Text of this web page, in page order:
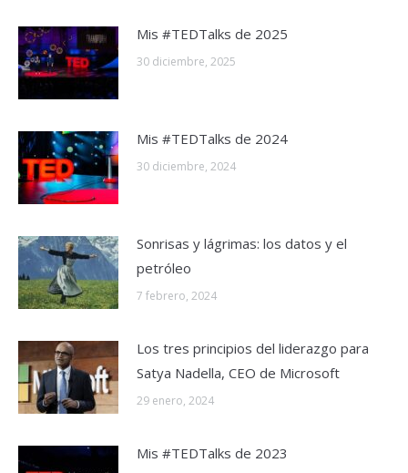
Mis #TEDTalks de 2025
30 diciembre, 2025
Mis #TEDTalks de 2024
30 diciembre, 2024
Sonrisas y lágrimas: los datos y el
petróleo
7 febrero, 2024
Los tres principios del liderazgo para
Satya Nadella, CEO de Microsoft
29 enero, 2024
Mis #TEDTalks de 2023